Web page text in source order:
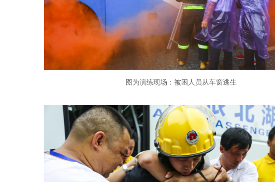
图为演练现场：被困人员从车窗逃生